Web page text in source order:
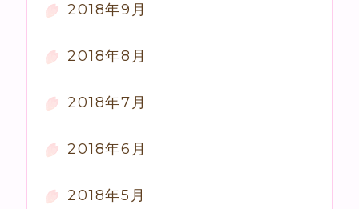
2018年9月
2018年8月
2018年7月
2018年6月
2018年5月